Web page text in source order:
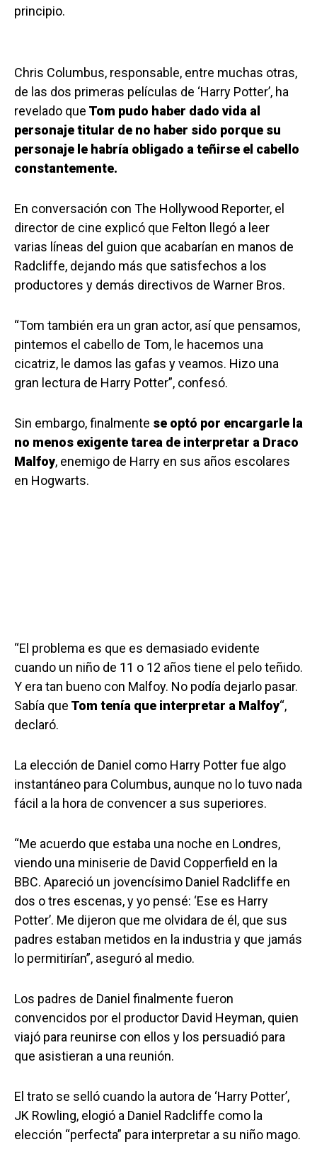
principio.
Chris Columbus, responsable, entre muchas otras,
de las dos primeras películas de ‘Harry Potter’, ha
revelado que Tom pudo haber dado vida al
personaje titular de no haber sido porque su
personaje le habría obligado a teñirse el cabello
constantemente.
En conversación con The Hollywood Reporter, el
director de cine explicó que Felton llegó a leer
varias líneas del guion que acabarían en manos de
Radcliffe, dejando más que satisfechos a los
productores y demás directivos de Warner Bros.
“Tom también era un gran actor, así que pensamos,
pintemos el cabello de Tom, le hacemos una
cicatriz, le damos las gafas y veamos. Hizo una
gran lectura de Harry Potter”, confesó.
Sin embargo, finalmente se optó por encargarle la
no menos exigente tarea de interpretar a Draco
Malfoy, enemigo de Harry en sus años escolares
en Hogwarts.
“El problema es que es demasiado evidente
cuando un niño de 11 o 12 años tiene el pelo teñido.
Y era tan bueno con Malfoy. No podía dejarlo pasar.
Sabía que Tom tenía que interpretar a Malfoy“,
declaró.
La elección de Daniel como Harry Potter fue algo
instantáneo para Columbus, aunque no lo tuvo nada
fácil a la hora de convencer a sus superiores.
“Me acuerdo que estaba una noche en Londres,
viendo una miniserie de David Copperfield en la
BBC. Apareció un jovencísimo Daniel Radcliffe en
dos o tres escenas, y yo pensé: ‘Ese es Harry
Potter’. Me dijeron que me olvidara de él, que sus
padres estaban metidos en la industria y que jamás
lo permitirían”, aseguró al medio.
Los padres de Daniel finalmente fueron
convencidos por el productor David Heyman, quien
viajó para reunirse con ellos y los persuadió para
que asistieran a una reunión.
El trato se selló cuando la autora de ‘Harry Potter’,
JK Rowling, elogió a Daniel Radcliffe como la
elección “perfecta” para interpretar a su niño mago.